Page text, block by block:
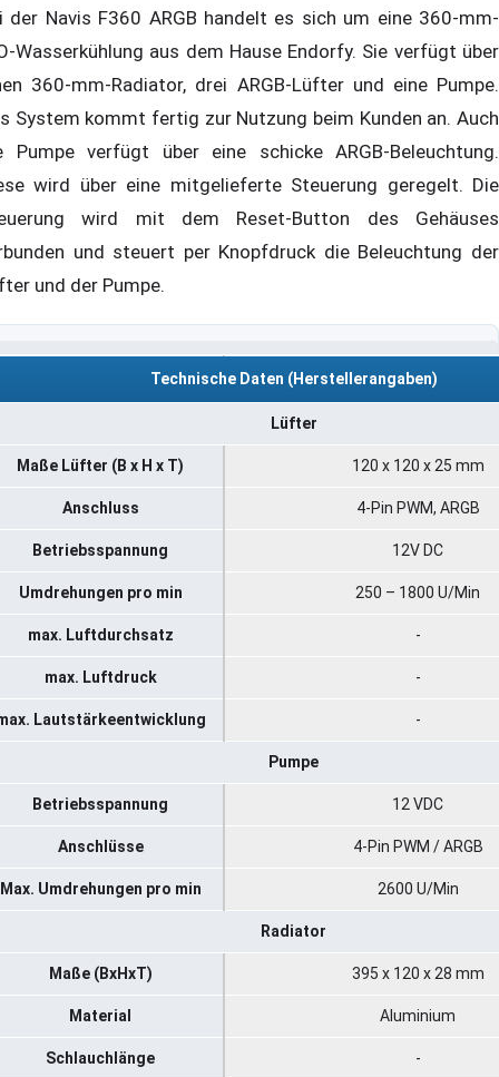
der Navis F360 ARGB handelt es sich um eine 360-mm-
Wasserkühlung aus dem Hause Endorfy. Sie verfügt über
360-mm-Radiator, drei ARGB-Lüfter und eine Pumpe.
System kommt fertig zur Nutzung beim Kunden an. Auch
Pumpe verfügt über eine schicke ARGB-Beleuchtung.
wird über eine mitgelieferte Steuerung geregelt. Die
wird mit dem Reset-Button des Gehäuses
und steuert per Knopfdruck die Beleuchtung der
und der Pumpe.
Technische Daten (Herstellerangaben)
Lüfter
Maße Lüfter (B x H x T) 120 x 120 x 25 mm
Anschluss 4-Pin PWM, ARGB
Betriebsspannung 12V DC
Umdrehungen pro min 250 – 1800 U/Min
max. Luftdurchsatz -
max. Luftdruck -
Lautstärkeentwicklung -
Pumpe
Betriebsspannung 12 VDC
Anschlüsse 4-Pin PWM / ARGB
Max. Umdrehungen pro min 2600 U/Min
Radiator
Maße (BxHxT) 395 x 120 x 28 mm
Material Aluminium
Schlauchlänge -